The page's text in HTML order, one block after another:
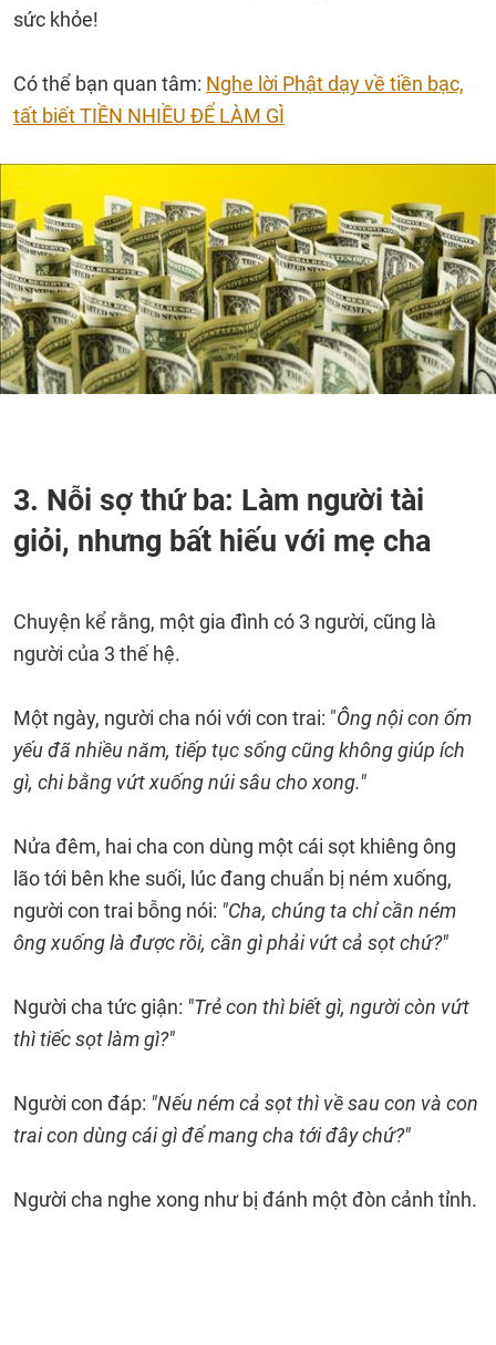
sức khỏe!
Có thể bạn quan tâm: Nghe lời Phật dạy về tiền bạc,
tất biết TIỀN NHIỀU ĐỂ LÀM GÌ
3. Nỗi sợ thứ ba: Làm người tài
giỏi, nhưng bất hiếu với mẹ cha
Chuyện kể rằng, một gia đình có 3 người, cũng là
người của 3 thế hệ.
Một ngày, người cha nói với con trai: "Ông nội con ốm
yếu đã nhiều năm, tiếp tục sống cũng không giúp ích
gì, chi bằng vứt xuống núi sâu cho xong."
Nửa đêm, hai cha con dùng một cái sọt khiêng ông
lão tới bên khe suối, lúc đang chuẩn bị ném xuống,
người con trai bỗng nói: "Cha, chúng ta chỉ cần ném
ông xuống là được rồi, cần gì phải vứt cả sọt chứ?"
Người cha tức giận: "Trẻ con thì biết gì, người còn vứt
thì tiếc sọt làm gì?"
Người con đáp: "Nếu ném cả sọt thì về sau con và con
trai con dùng cái gì để mang cha tới đây chứ?"
Người cha nghe xong như bị đánh một đòn cảnh tỉnh.